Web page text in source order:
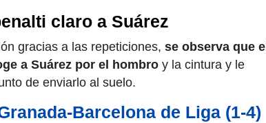
claro a Suárez
gracias a las repeticiones, se observa que el
a Suárez por el hombro y la cintura y le
de enviarlo al suelo.
Barcelona de Liga (1-4)